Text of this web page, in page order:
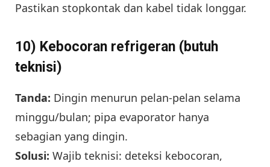
Pastikan stopkontak dan kabel tidak longgar.
10) Kebocoran refrigeran (butuh
teknisi)
Tanda: Dingin menurun pelan-pelan selama
minggu/bulan; pipa evaporator hanya
sebagian yang dingin.
Solusi: Wajib teknisi: deteksi kebocoran,